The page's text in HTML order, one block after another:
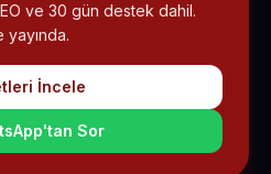
ve 30 gün destek dahil.
yayında.
İncele
Sor